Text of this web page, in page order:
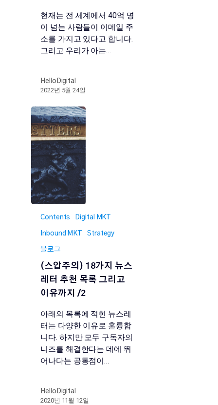
현재는 전 세계에서 40억 명
이 넘는 사람들이 이메일 주
소를 가지고 있다고 합니다.
그리고 우리가 아는…
HelloDigital
2022년 5월 24일
Contents Digital MKT
Inbound MKT Strategy
블로그
(스압주의) 18가지 뉴스
레터 추천 목록 그리고
이유까지 /2
아래의 목록에 적힌 뉴스레
터는 다양한 이유로 훌륭합
니다. 하지만 모두 구독자의
니즈를 해결한다는 데에 뛰
어나다는 공통점이…
HelloDigital
2020년 11월 12일